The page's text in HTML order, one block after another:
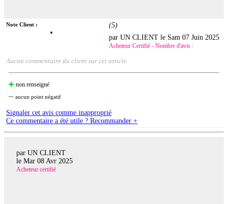
Note Client : (5)
par UN CLIENT le Sam 07 Juin 2025
Acheteur Certifié - Nombre d'avis :
Aucun commentaire du client sur cet article
non renseigné
aucun point négatif
Signaler cet avis comme inapproprié
Ce commentaire a été utile ? Recommander +
par UN CLIENT
le Mar 08 Avr 2025
Acheteur certifié